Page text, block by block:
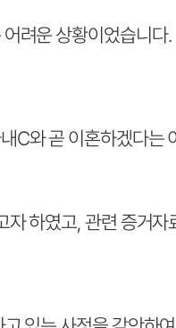
려운 상황이었습니다.
C와 곧 이혼하겠다
하였고, 관련 증거